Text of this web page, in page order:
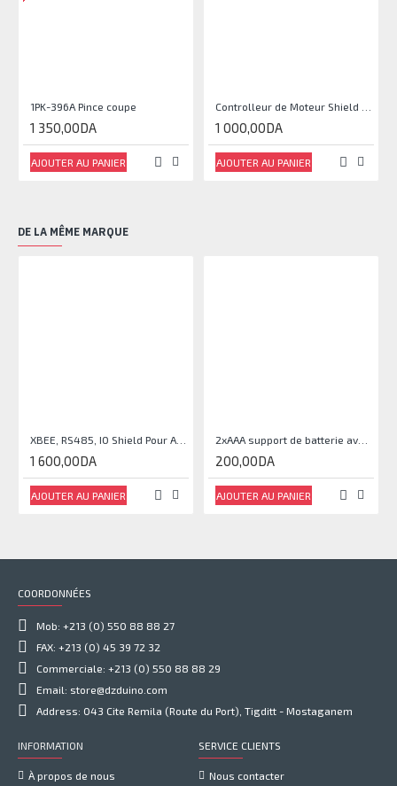
1PK-396A Pince coupe
1 350,00DA
AJOUTER AU PANIER
1 000,00DA
AJOUTER AU PANIER
DE LA MÊME MARQUE
1 600,00DA
AJOUTER AU PANIER
2xAAA support de batterie avec couvercle et interrupteur
200,00DA
AJOUTER AU PANIER
COORDONNÉES
Mob: +213 (0) 550 88 88 27
FAX: +213 (0) 45 39 72 32
Commerciale: +213 (0) 550 88 88 29
Email: store@dzduino.com
Address: 043 Cite Remila (Route du Port), Tigditt - Mostaganem
INFORMATION
À propos de nous
SERVICE CLIENTS
Nous contacter